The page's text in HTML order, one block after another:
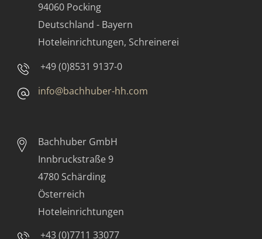
94060 Pocking
Deutschland - Bayern
Hoteleinrichtungen, Schreinerei
+49 (0)8531 9137-0
info@bachhuber-hh.com
Bachhuber GmbH
Innbruckstraße 9
4780 Schärding
Österreich
Hoteleinrichtungen
+43 (0)7711 33077